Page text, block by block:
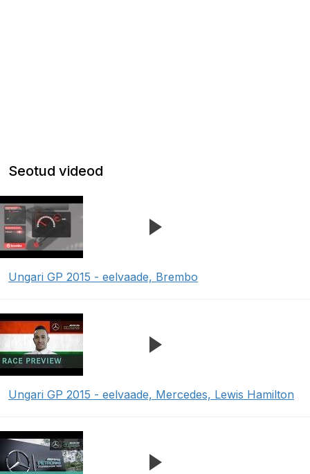
Seotud videod
Ungari GP 2015 - eelvaade, Brembo
Ungari GP 2015 - eelvaade, Mercedes, Lewis Hamilton